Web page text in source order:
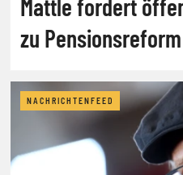
Mattle fordert
zu Pensionsreform
NACHRICHTENFEED